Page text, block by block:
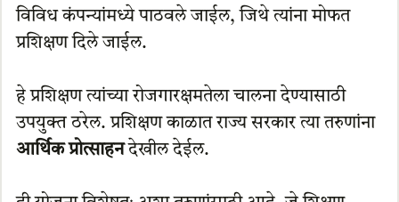
विविध कंपन्यांमध्ये पाठवले जाईल, जिथे त्यांना मोफत
प्रशिक्षण दिले जाईल.
हे प्रशिक्षण त्यांच्या रोजगारक्षमतेला चालना देण्यासाठी
उपयुक्त ठरेल. प्रशिक्षण काळात राज्य सरकार त्या तरुणांना
आर्थिक प्रोत्साहनदेखील देईल.